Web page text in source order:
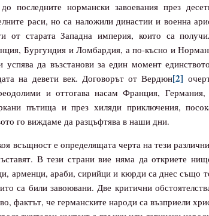
последните нормански завоевания през
раси, но са наложили династии и военна
от старата Западна империя, които са
Бургундия и Ломбардия, а по-късно и
успява да възстанови за един момент
на девети век. Договорът от Вердюн[2]
и оттогава насам Франция,
пътища и през хиляди приключения,
го виждаме да разцъфтява в наши дни.
всъщност е определящата черта на тези
В тези страни вие няма да откриете
арменци, араби, сирийци и кюрди са днес също
са били завоювани. Две критични
фактът, че германските народи са възприели